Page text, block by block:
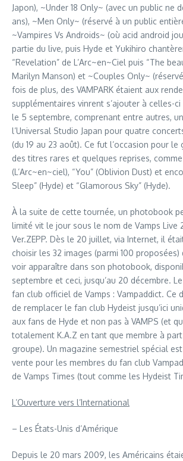
Japon), ~Under 18 Only~ (avec un public ne
ans), ~Men Only~ (réservé à un public
~Vampires Vs Androids~ (où acid android
partie du live, puis Hyde et Yukihiro
“Revelation” de L’Arc~en~Ciel puis “The
Marilyn Manson) et ~Couples Only~
fois de plus, des VAMPARK étaient aux
supplémentaires vinrent s’ajouter à celles-
le 5 septembre, comprenant entre autres,
l’Universal Studio Japan pour quatre
(du 19 au 23 août). Ce fut l’occasion pour
des titres rares et quelques reprises, comme
(L’Arc~en~ciel), “You” (Oblivion Dust) et
Sleep” (Hyde) et “Glamorous Sky” (Hyde).
À la suite de cette tournée, un photobook
limité vit le jour sous le nom de Vamps
Ver.ZEPP. Dès le 20 juillet, via Internet, il
choisir les 32 images (parmi 100 proposées)
voir apparaître dans son photobook,
septembre et ceci, jusqu’au 20 décembre.
fan club officiel de Vamps : Vampaddict. Ce
de remplacer le fan club Hydeist jusqu’ici
aux fans de Hyde et non pas à VAMPS (et
totalement K.A.Z en tant que membre à
groupe). Un magazine semestriel spécial
vente pour les membres du fan club
de Vamps Times (tout comme les Hydeist
L’Ouverture vers l’International
– Les États-Unis d’Amérique
Depuis le 20 mars 2009, les Américains